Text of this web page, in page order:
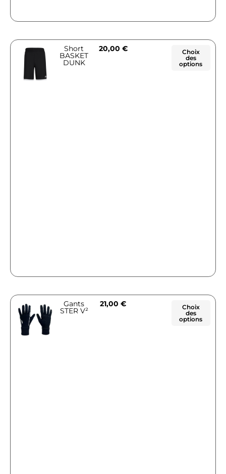
Short
BASKET
DUNK
20,00 €
Choix
des
options
Gants
STER V²
21,00 €
Choix
des
options